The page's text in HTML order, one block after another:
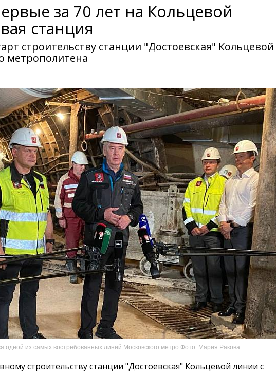
за 70 лет на Кольцевой
станция
строительству станции "Достоевская" Кольцевой
метрополитена
одной из самых востребованных линий Московского метро Фото: Мария Ракова
строительству станции "Достоевская" Кольцевой линии с